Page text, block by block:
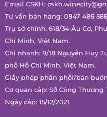
Email CSKH:
Tư vấn bán hàng: 0847 486 586
Trụ sở chính: 618/34 Âu Cơ,
Chí Minh, Việt Nam.
Chi nhánh: 9/18 Nguyễn Huy
phố Hồ Chí Minh, Việt Nam.
Giấy phép phân phối/bán
Cơ quan cấp: Sở Công
Ngày cấp: 15/12/2021